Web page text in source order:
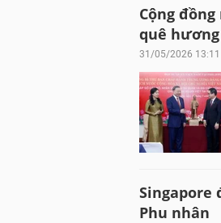
Cộng
quê hương
31/05/2026 13:11
Singapore
Phu nhân